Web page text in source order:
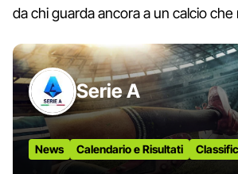
da chi guarda ancora a un calcio
Serie A
News Calendario e Risultati